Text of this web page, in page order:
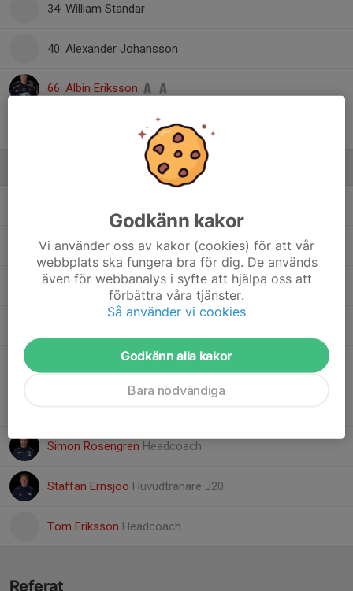
34. William Standar
40. Alexander Johansson
66. Albin Eriksson
71. Robin Sundman
Hannes Eriksson Sportchef
Håkan MagnussonMaterialare
Simon Rosengren Headcoach
Staffan Ernsjöö Huvudtränare J20
Tom Eriksson Headcoach
Referat
Godkänn kakor
Vi använder oss av kakor (cookies) för att vår
webbplats ska fungera bra för dig. De används
även för webbanalys i syfte att hjälpa oss att
förbättra våra tjänster.
Så använder vi cookies
Godkänn alla kakor
Bara nödvändiga